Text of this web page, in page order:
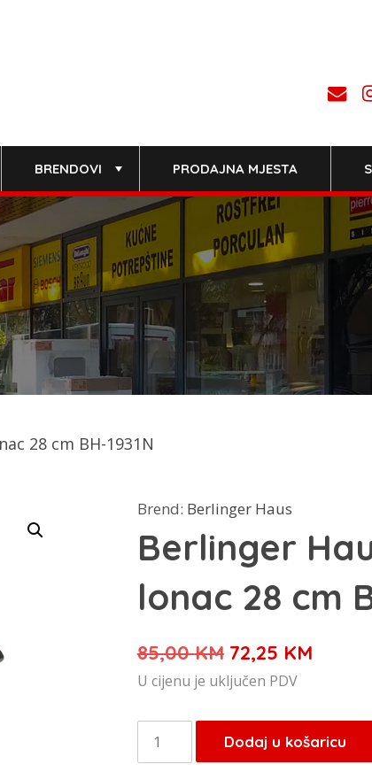
BRENDOVI PRODAJNA MJESTA
28 cm BH-1931N
Brend: Berlinger Haus
Berlinger
lonac 28 cm
85,00KM Izvorna
cijena
je:
85,00 KM.
72,25 KM
72,25
U cijenu je uključen PDV
Berlinger
Haus
Dodaj u košaricu